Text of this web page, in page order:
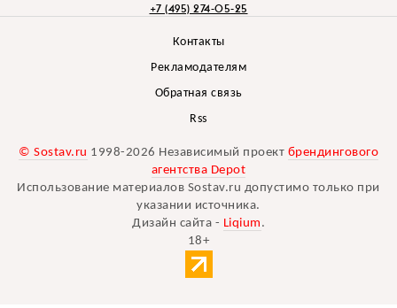
+7 (495) 274-05-25
Контакты
Рекламодателям
Обратная связь
Rss
© Sostav.ru 1998-2026 Независимый проект брендингового
агентства Depot
Использование материалов Sostav.ru допустимо только при
указании источника.
Дизайн сайта - Liqium .
18+